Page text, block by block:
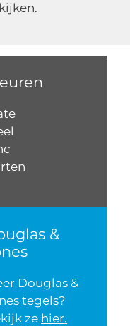
&
Douglas &
tegels?
ze hier.